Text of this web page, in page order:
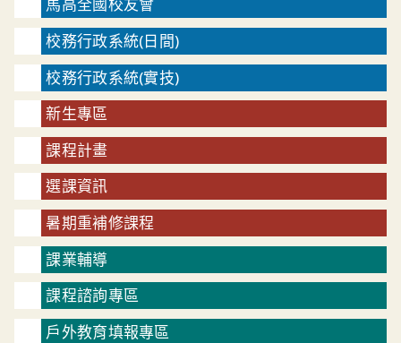
馬高全國校友會
校務行政系統(日間)
校務行政系統(實技)
新生專區
課程計畫
選課資訊
暑期重補修課程
課業輔導
課程諮詢專區
戶外教育填報專區